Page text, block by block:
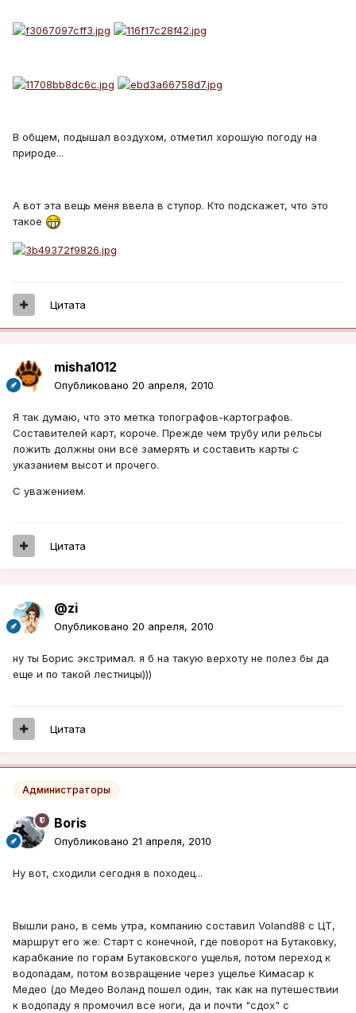
В общем, подышал воздухом, отметил хорошую погоду на
природе...
А вот эта вещь меня ввела в ступор. Кто подскажет, что это
такое
Цитата
misha1012
Опубликовано 20 апреля, 2010
Я так думаю, что это метка топографов-картографов.
Составителей карт, короче. Прежде чем трубу или рельсы
ложить должны они всё замерять и составить карты с
указанием высот и прочего.
С уважением.
Цитата
@zi
Опубликовано 20 апреля, 2010
ну ты Борис экстримал. я б на такую верхоту не полез бы да
еще и по такой лестницы)))
Цитата
Администраторы
Boris
Опубликовано 21 апреля, 2010
Ну вот, сходили сегодня в походец...
Вышли рано, в семь утра, компанию составил Voland88 с ЦТ,
маршрут его же: Старт с конечной, где поворот на Бутаковку,
карабкание по горам Бутаковского ущелья, потом переход к
водопадам, потом возвращение через ущелье Кимасар к
Медео (до Медео Воланд пошел один, так как на путешествии
к водопаду я промочил все ноги, да и почти "сдох" с